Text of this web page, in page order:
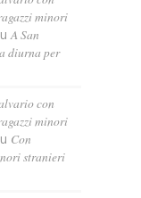
minori
A San
diurna per
con
minori
Con
stranieri